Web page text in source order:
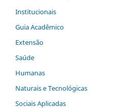
Institucionais
Guia Acadêmico
Extensão
Saúde
Humanas
Naturais e Tecnológicas
Sociais Aplicadas